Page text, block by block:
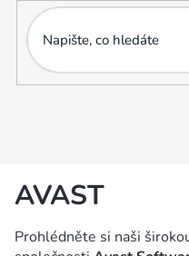
obsah
AVAST
Prohlédněte si naši